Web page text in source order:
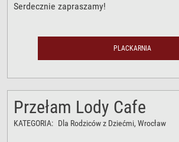
Serdecznie zapraszamy!
PLACKARNIA
Przełam Lody Cafe
KATEGORIA: Dla Rodziców z Dziećmi, Wrocław